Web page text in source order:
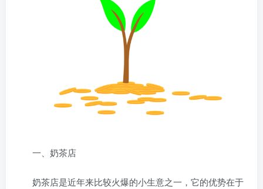
一、奶茶店
奶茶店是近年来比较火爆的小生意之一，它的优势在于